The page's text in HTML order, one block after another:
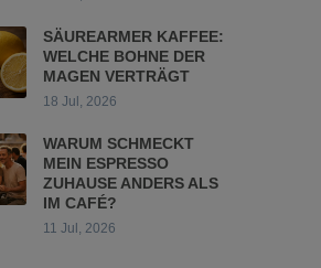
SÄUREARMER KAFFEE:
WELCHE BOHNE DER
MAGEN VERTRÄGT
18 Jul, 2026
WARUM SCHMECKT
MEIN ESPRESSO
ZUHAUSE ANDERS ALS
IM CAFÉ?
11 Jul, 2026